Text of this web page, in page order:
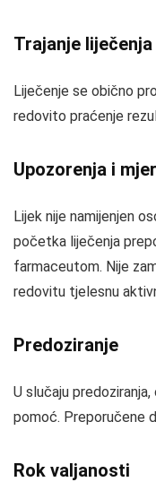
Trajanje liječenja
Liječenje se obično
redovito praćenje
Upozorenja i
Lijek nije namijenjen
početka liječenja
farmaceutom. Nije
redovitu tjelesnu
Predoziranje
U slučaju
pomoć. Preporučene
Rok valjanosti